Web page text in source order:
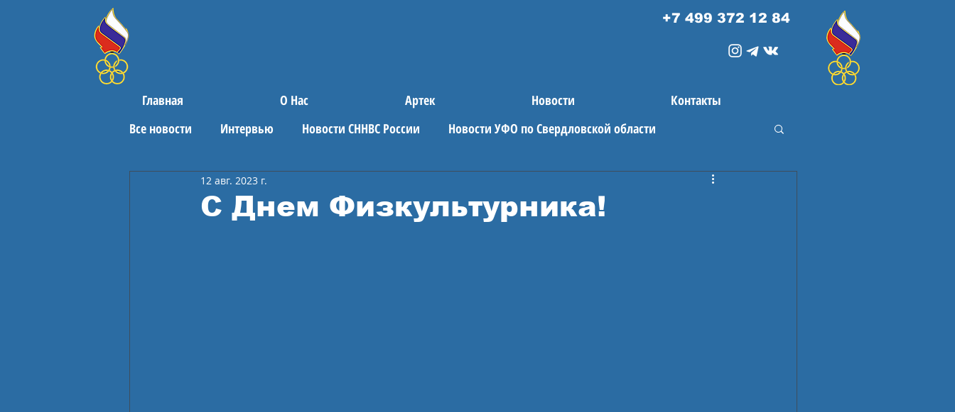
+7 499 372 12 84
Главная О Нас Артек Новости
Контакты
Все новости
Интервью Новости СННВС России Новости УФО по Свердловской области
Поздравления Спортивные новости
С Днем Физкультурника!
12 авг. 2023 г.